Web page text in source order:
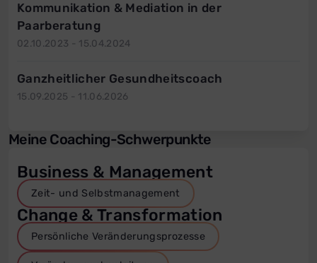
Kommunikation & Mediation in der
Paarberatung
02.10.2023 - 15.04.2024
Ganzheitlicher Gesundheitscoach
15.09.2025 - 11.06.2026
Meine Coaching-Schwerpunkte
Business & Management
Zeit- und Selbstmanagement
Change & Transformation
Persönliche Veränderungsprozesse